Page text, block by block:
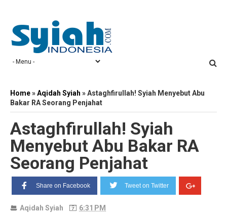
Home»Aqidah Syiah »Astaghfirullah! Syiah Menyebut Abu
Bakar RA Seorang Penjahat
Astaghfirullah! Syiah
Menyebut Abu Bakar RA
Seorang Penjahat
Share on Facebook Tweet on Twitter
Aqidah Syiah 6:31 PM